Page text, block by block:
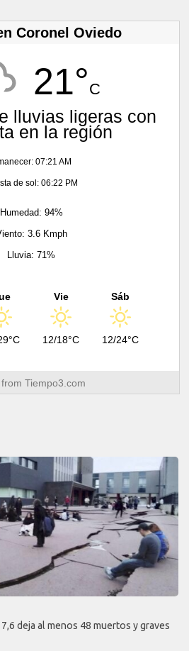
Coronel Oviedo
21°C
lluvias ligeras con
en la región
07:21 AM
de sol: 06:22 PM
Humedad: 94%
3.6 Kmph
Lluvia: 71%
Vie
12/18°C
Sáb
12/24°C
Tiempo3.com
deja al menos 48 muertos y graves